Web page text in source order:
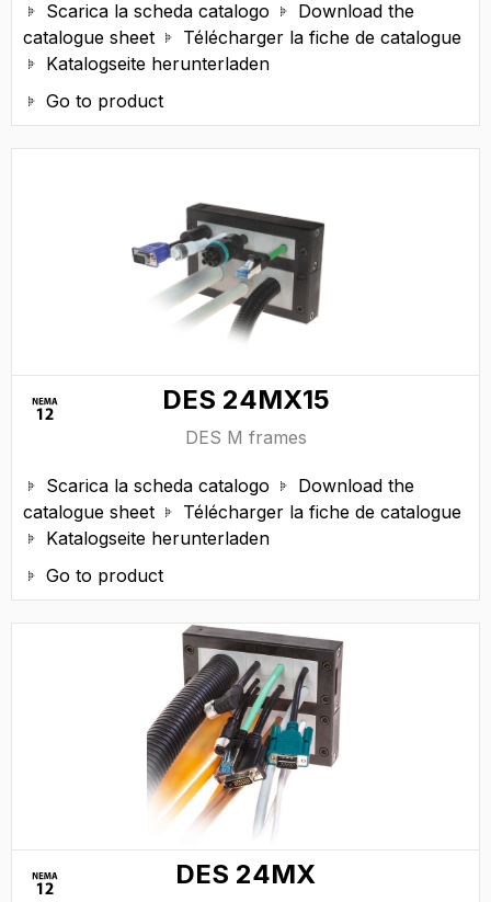
 Scarica la scheda catalogo 
Download the
catalogue sheet
 Télécharger la fiche de catalogue
 Katalogseite herunterladen
 Go to product
DES 24MX15
DES M frames
 Scarica la scheda catalogo 
Download the
catalogue sheet
 Télécharger la fiche de catalogue
 Katalogseite herunterladen
 Go to product
DES 24MX